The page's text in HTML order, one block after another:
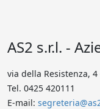
AS2 s.r.l. -
via della Resistenza, 4
Tel. 0425 420111
E-mail: